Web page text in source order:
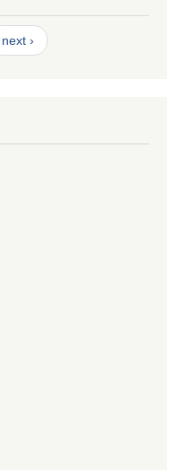
next ›